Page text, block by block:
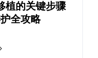
植的关键步骤
全攻略